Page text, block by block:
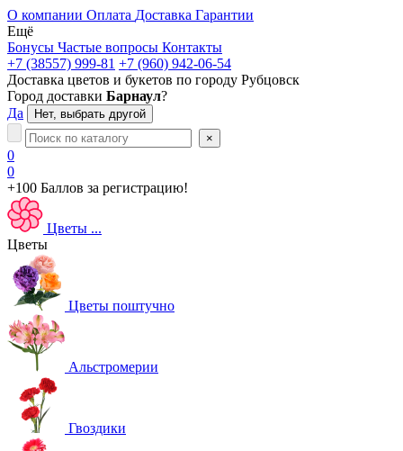
О компании Оплата Доставка Гарантии
Ещё
Бонусы Частые вопросы Контакты
+7 (38557) 999-81 +7 (960) 942-06-54
Доставка цветов и букетов по городу Рубцовск
Город доставки Барнаул?
Да
Нет, выбрать другой
×
0
0
+100 Баллов за регистрацию!
Цветы ...
Цветы
Цветы поштучно
Альстромерии
Гвоздики